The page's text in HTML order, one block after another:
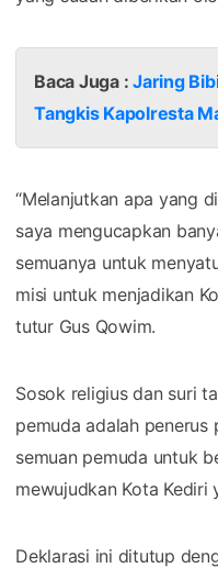
Baca Juga :Jaring
Tangkis Kapolresta
“Melanjutkan apa yang
saya mengucapkan
semuanya untuk
misi untuk menjadikan
tutur Gus Qowim.
Sosok religius dan suri
pemuda adalah penerus
semuan pemuda untuk
mewujudkan Kota Kediri
Deklarasi ini ditutup